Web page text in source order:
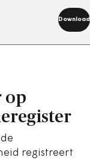
Download
op
registreert